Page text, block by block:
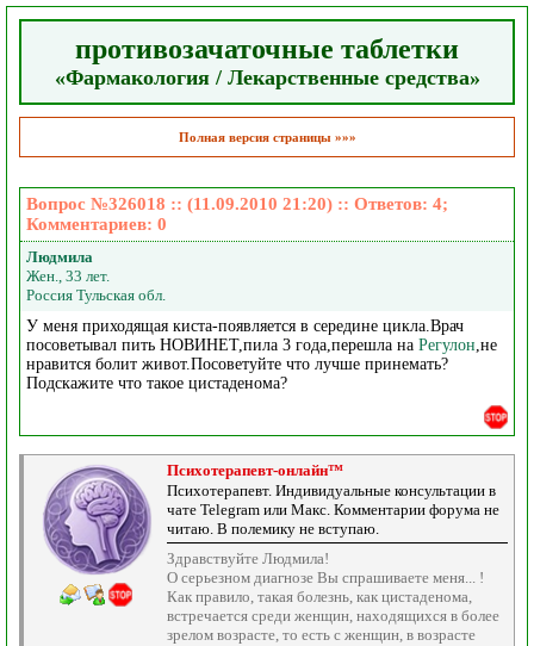
противозачаточные таблетки
«Фармакология / Лекарственные средства»
Полная версия страницы »»»
Вопрос №326018 :: (11.09.2010 21:20) :: Ответов: 4;
Комментариев: 0
Людмила
Жен., 33 лет.
Россия Тульская обл.
У меня приходящая киста-появляется в середине цикла.Врач
посоветывал пить НОВИНЕТ,пила 3 года,перешла на Регулон,не
нравится болит живот.Посоветуйте что лучше принемать?
Подскажите что такое цистаденома?
Психотерапевт-онлайн™
Психотерапевт. Индивидуальные консультации в
чате Telegram или Макс. Комментарии форума не
читаю. В полемику не вступаю.
Здравствуйте Людмила!
О серьезном диагнозе Вы спрашиваете меня... !
Как правило, такая болезнь, как цистаденома,
встречается среди женщин, находящихся в более
зрелом возрасте, то есть с женщин, в возрасте